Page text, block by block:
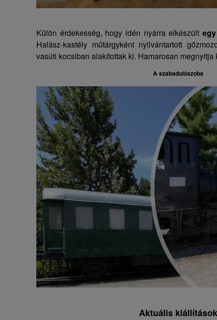
Külön érdekesség, hogy idén nyárra elkészült
Halász-kastély műtárgyként nyilvántartott
vasúti kocsiban alakítottak ki. Hamarosan megnyitja
A szabadulószoba
Aktuális kiállítások